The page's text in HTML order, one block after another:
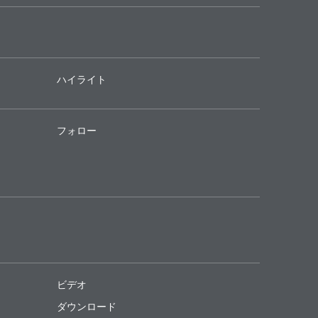
ハイライト
フォロー
ビデオ
ダウンロード